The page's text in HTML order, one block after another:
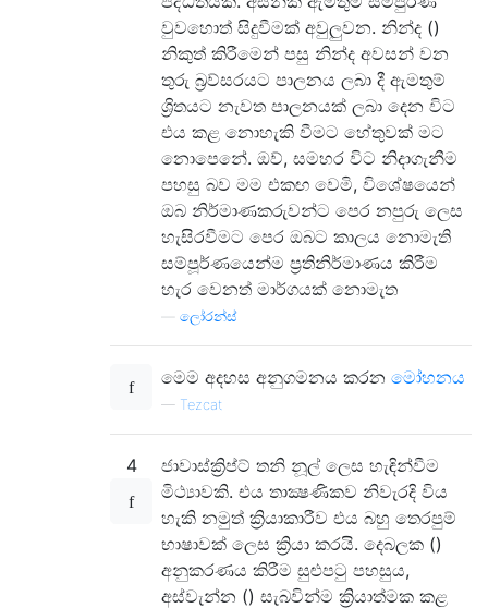
වුවහොත් සිදුවීමක් අවුලුවන. නින්ද ()
නිකුත් කිරීමෙන් පසු නින්ද අවසන් වන
තුරු බ්‍රව්සරයට පාලනය ලබා දී ඇමතුම්
ශ්‍රිතයට නැවත පාලනයක් ලබා දෙන විට
එය කළ නොහැකි වීමට හේතුවක් මට
නොපෙනේ. ඔව්, සමහර විට නිදාගැනීම
පහසු බව මම එකඟ වෙමි, විශේෂයෙන්
ඔබ නිර්මාණකරුවන්ට පෙර නපුරු ලෙස
හැසිරවීමට පෙර ඔබට කාලය නොමැති
සම්පූර්ණයෙන්ම ප්‍රතිනිර්මාණය කිරීම
හැර වෙනත් මාර්ගයක් නොමැත
ලෝරන්ස්
මෙම අදහස අනුගමනය කරන මෝහනය
— Tezcat
4
ජාවාස්ක්‍රිප්ට් තනි නූල් ලෙස හැඳින්වීම
මිථ්‍යාවකි. එය තාක්‍ෂණිකව නිවැරදි විය
හැකි නමුත් ක්‍රියාකාරීව එය බහු තෙරපුම්
භාෂාවක් ලෙස ක්‍රියා කරයි. දෙබලක ()
අනුකරණය කිරීම සුළුපටු පහසුය,
අස්වැන්න () සැබවින්ම ක්‍රියාත්මක කළ